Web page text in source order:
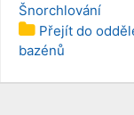
Šnorchlování
Přejít do
bazénů